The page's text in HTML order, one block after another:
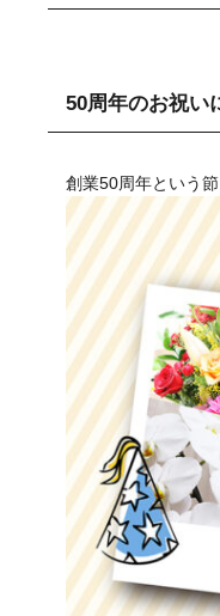
50周年のお祝い
創業50周年という